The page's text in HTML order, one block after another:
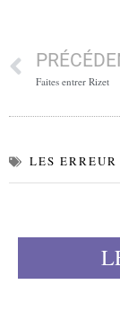
Faites entrer Rizet
LES